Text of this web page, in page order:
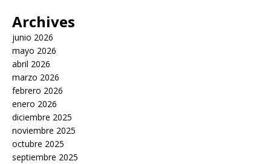
Archives
junio 2026
mayo 2026
abril 2026
marzo 2026
febrero 2026
enero 2026
diciembre 2025
noviembre 2025
octubre 2025
septiembre 2025